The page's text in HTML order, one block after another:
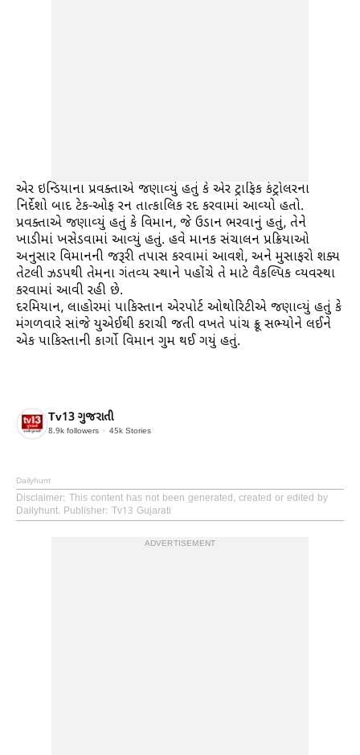
એર ઇન્ડિયાના પ્રવક્તાએ જણાવ્યું હતું કે એર ટ્રાફિક કંટ્રોલરના
નિર્દેશો બાદ ટેક-ઓફ રન તાત્કાલિક રદ કરવામાં આવ્યો હતો.
પ્રવક્તાએ જણાવ્યું હતું કે વિમાન, જે ઉડાન ભરવાનું હતું, તેને
ખાડીમાં ખસેડવામાં આવ્યું હતું. હવે માનક સંચાલન પ્રક્રિયાઓ
અનુસાર વિમાનની જરૂરી તપાસ કરવામાં આવશે, અને મુસાફરો શક્ય
તેટલી ઝડપથી તેમના ગંતવ્ય સ્થાને પહોંચે તે માટે વૈકલ્પિક વ્યવસ્થા
કરવામાં આવી રહી છે.
દરમિયાન, લાહોરમાં પાકિસ્તાન એરપોર્ટ ઓથોરિટીએ જણાવ્યું હતું કે
મંગળવારે સાંજે યુએઈથી કરાચી જતી વખતે પાંચ ક્રૂ સભ્યોને લઈને
એક પાકિસ્તાની કાર્ગો વિમાન ગુમ થઈ ગયું હતું.
Tv13 ગુજરાતી
8.9k followers 45k Stories
Dailyhunt
Disclaimer: This content has not been generated, created or edited by
Dailyhunt. Publisher: Tv13 Gujarati
ADVERTISEMENT